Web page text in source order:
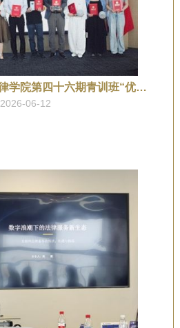
我所律师王宇获得杭律学院第四十六期青训班“优秀学员”荣誉称号
2026-06-12